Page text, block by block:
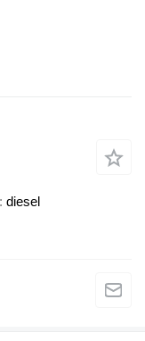
diesel